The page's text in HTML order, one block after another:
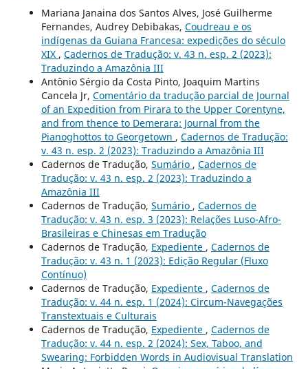
Mariana Janaina dos Santos Alves, José Guilherme
Fernandes, Audrey Debibakas, Coudreau e os
indígenas da Guiana Francesa: expedições do século
XIX , Cadernos de Tradução: v. 43 n. esp. 2 (2023):
Traduzindo a Amazônia III
Antônio Sérgio da Costa Pinto, Joaquim Martins
Cancela Jr, Comentário da tradução parcial de Journal
of an Expedition from Pirara to the Upper Corentyne,
and from thence to Demerara: Journal from the
Pianoghottos to Georgetown , Cadernos de Tradução:
v. 43 n. esp. 2 (2023): Traduzindo a Amazônia III
Cadernos de Tradução, Sumário , Cadernos de
Tradução: v. 43 n. esp. 2 (2023): Traduzindo a
Amazônia III
Cadernos de Tradução, Sumário , Cadernos de
Tradução: v. 43 n. esp. 3 (2023): Relações Luso-Afro-
Brasileiras e Chinesas em Tradução
Cadernos de Tradução, Expediente , Cadernos de
Tradução: v. 43 n. 1 (2023): Edição Regular (Fluxo
Contínuo)
Cadernos de Tradução, Expediente , Cadernos de
Tradução: v. 44 n. esp. 1 (2024): Circum-Navegações
Transtextuais e Culturais
Cadernos de Tradução, Expediente , Cadernos de
Tradução: v. 44 n. esp. 2 (2024): Sex, Taboo, and
Swearing: Forbidden Words in Audiovisual Translation